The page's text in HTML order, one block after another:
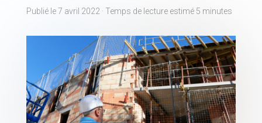
Publié le 7 avril 2022 · Temps de lecture estimé 5 minutes